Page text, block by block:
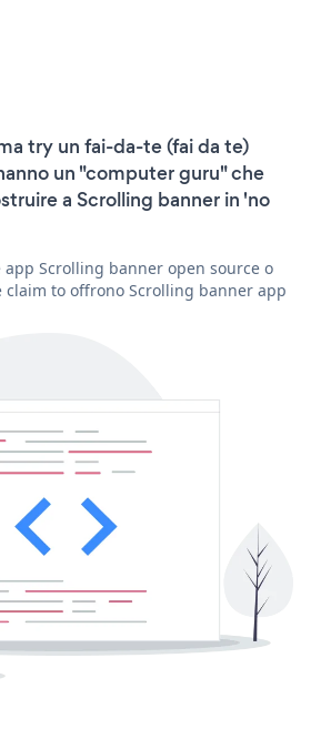
try un fai-da-te (fai da te)
un "computer guru" che
a Scrolling banner in 'no
Scrolling banner open source o
claim to offrono Scrolling banner app